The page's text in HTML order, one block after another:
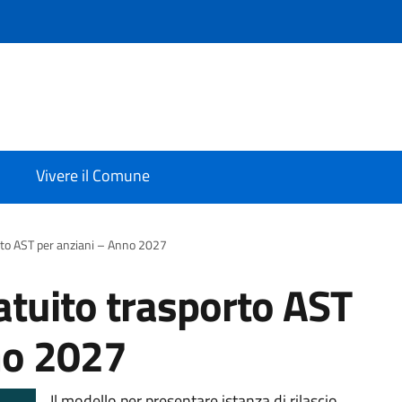
Vivere il Comune
AST per anziani – Anno 2027
trasporto AST
2027